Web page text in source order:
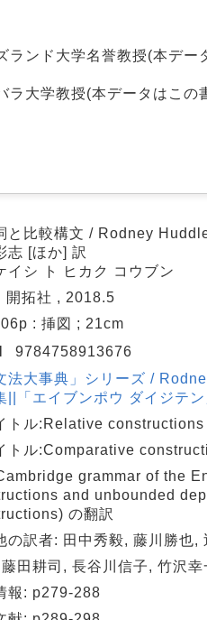
ランド大学名誉教授(本デ
大学教授(本データはこの
と比較構文 / Rodney
志 [ほか] 訳
イシ ト ヒカク コウブン
開拓社 , 2018.5
: 挿図 ; 21cm
9784758913676
法大事典」シリーズ /
||「エイブンポウ ダイジテ
トル:Relative
トル:Comparative
grammar of the
and unbounded
の翻訳
の訳者: 田中秀毅, 藤川勝也,
田耕司, 長谷川信子, 竹沢幸
報: p279-288